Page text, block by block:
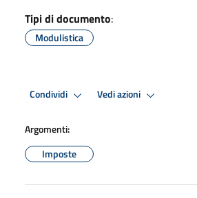
Tipi di documento:
Modulistica
Condividi Vedi azioni
Argomenti:
Imposte